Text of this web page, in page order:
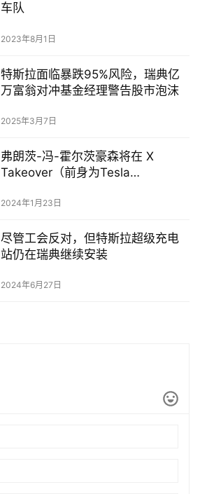
车队
2023年8月1日
特斯拉面临暴跌95%风险，瑞典亿
万富翁对冲基金经理警告股市泡沫
2025年3月7日
弗朗茨-冯-霍尔茨豪森将在 X
Takeover（前身为Tesla
2024年1月23日
尽管工会反对，但特斯拉超级充电
站仍在瑞典继续安装
2024年6月27日